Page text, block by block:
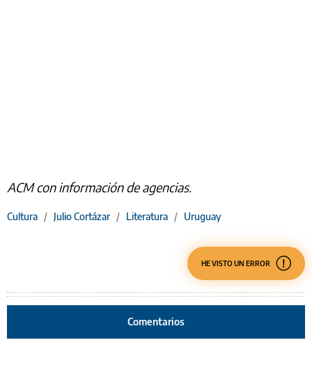
ACM con información de agencias.
Cultura / Julio Cortázar / Literatura / Uruguay
HE VISTO UN ERROR
Comentarios